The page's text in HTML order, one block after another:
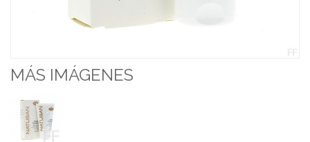
MÁS IMÁGENES